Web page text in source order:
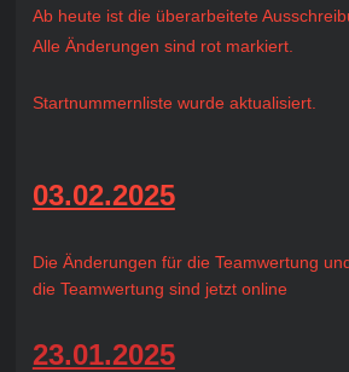
Ab heute ist die überarbeitete
Alle Änderungen sind rot markiert.
Startnummernliste wurde aktualisiert.
03.02.2025
Die Änderungen für die Teamwertung
die Teamwertung sind jetzt online
23.01.2025